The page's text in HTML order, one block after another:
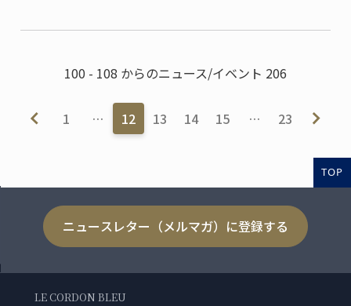
100 - 108 からのニュース/イベント 206
1 … 12 13 14 15 … 23
TOP
ニュースレター（メルマガ）に登録する
LE CORDON BLEU